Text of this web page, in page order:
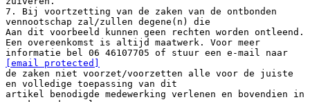
7. Bij voortzetting van de zaken van de ontbonden
vennootschap zal/zullen degene(n) die
Aan dit voorbeeld kunnen geen rechten worden ontleend.
Een overeenkomst is altijd maatwerk. Voor meer
informatie bel 06 46107705 of stuur een e-mail naar
[email protected]
de zaken niet voorzet/voorzetten alle voor de juiste
en volledige toepassing van dit
artikel benodigde medewerking verlenen en bovendien in